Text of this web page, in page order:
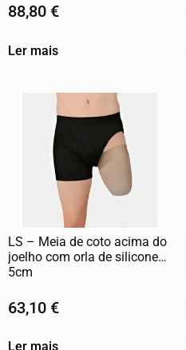
88,80 €
Ler mais
LS – Meia de coto acima do
joelho com orla de silicone
5cm
63,10 €
Ler mais